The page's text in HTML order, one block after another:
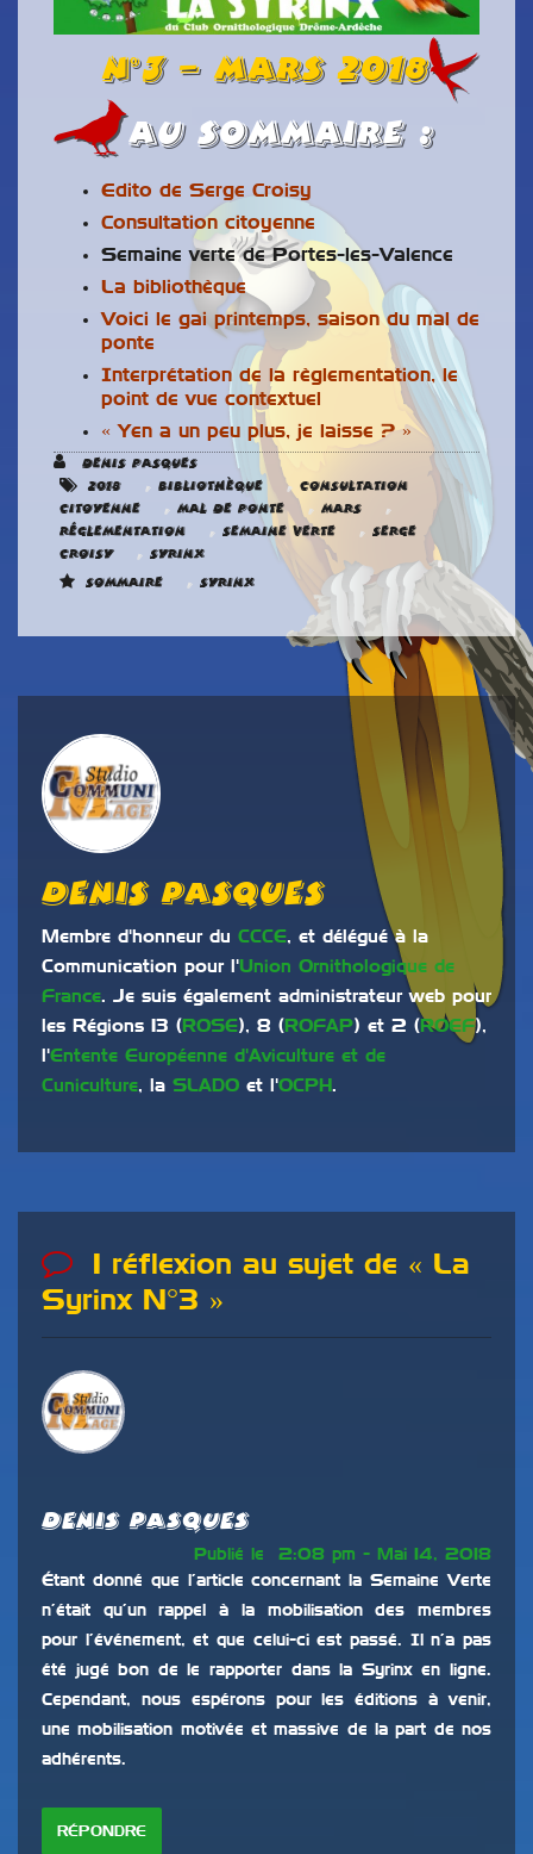
n°3 – MARS 2018
Au Sommaire :
Edito de Serge Croisy
Consultation citoyenne
Semaine verte de Portes-les-Valence
La bibliothèque
Voici le gai printemps, saison du mal de
ponte
Interprétation de la règlementation, le
point de vue contextuel
« Yen a un peu plus, je laisse ? »
Denis Pasques
2018
, Bibliothèque , Consultation
citoyenne
, Mal de ponte , Mars ,
Réglementation , Semaine verte , Serge
Croisy
, Syrinx
Sommaire
, Syrinx
Denis Pasques
Membre d'honneur du CCCE, et délégué à la
Communication pour l'Union Ornithologique de
France. Je suis également administrateur web pour
les Régions 13 ( ROSE), 8 ( ROFAP) et 2 ( ROEF),
l'Entente Européenne d'Aviculture et de
Cuniculture, la SLADO et l'OCPH .
1 réflexion au sujet de « La
Syrinx N°3 »
Denis Pasques
Publié le 2:08 pm - Mai 14, 2018
Étant donné que l’article concernant la Semaine Verte
n’était qu’un rappel à la mobilisation des membres
pour l’événement, et que celui-ci est passé. Il n’a pas
été jugé bon de le rapporter dans la Syrinx en ligne.
Cependant, nous espérons pour les éditions à venir,
une mobilisation motivée et massive de la part de nos
adhérents.
RÉPONDRE